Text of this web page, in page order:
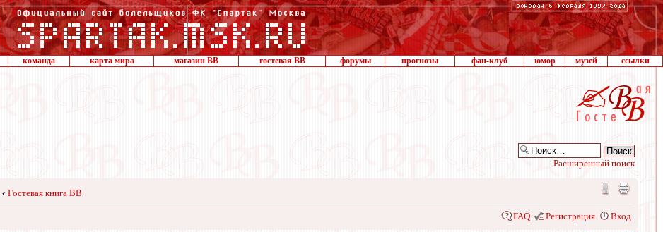
команда карта мира магазин ВВ гостевая ВВ форумы прогнозы фан-клуб юмор музей ссылки
Расширенный поиск
‹ Гостевая книга ВВ
FAQ Регистрация Вход